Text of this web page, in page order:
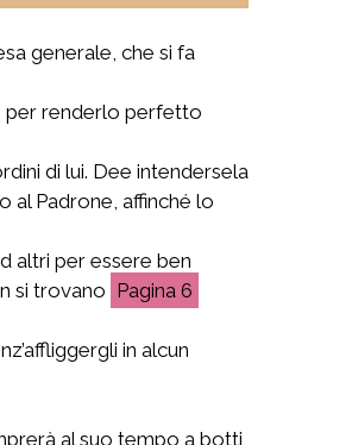
generale, che si fa
per renderlo perfetto
di lui. Dee intendersela
al Padrone, affinché lo
altri per essere ben
si trovano
6
in alcun
al suo tempo a botti